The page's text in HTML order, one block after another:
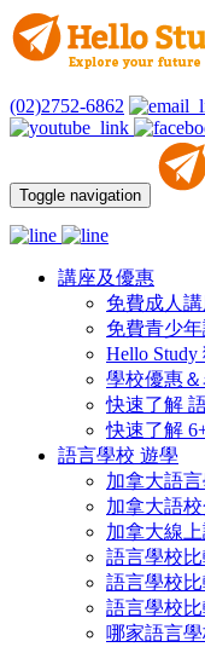
(02)2752-6862
Toggle navigation
講座及優惠
免費成人
免費青少
Hello
學校優惠
快速了解
快速了解
語言學校 遊學
加拿大語
加拿大語
加拿大線
語言學校
語言學校
語言學校
哪家語言學